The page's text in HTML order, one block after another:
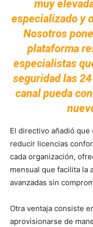
muy
especializado y
Nosotros
plataforma
especialistas
seguridad las
canal pueda
El directivo añadió
reducir licencias
cada organización,
mensual que facilita la
avanzadas sin
Otra ventaja consiste
aprovisionarse de